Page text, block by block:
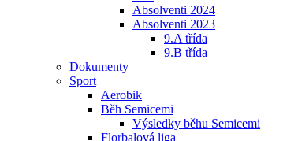
Absolventi 2024
Absolventi 2023
9.A třída
9.B třída
Dokumenty
Sport
Aerobik
Běh Semicemi
Výsledky běhu Semicemi
Florbalová liga